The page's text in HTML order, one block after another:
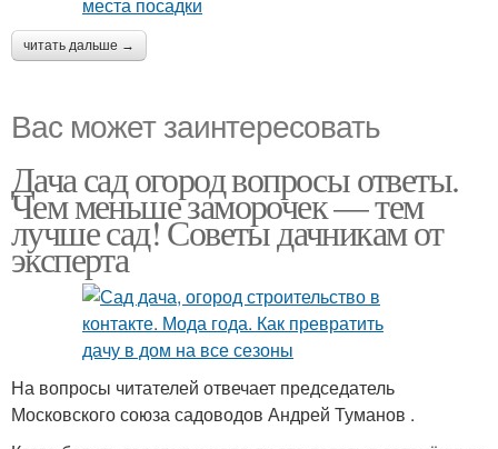
читать дальше →
Вас может заинтересовать
Дача сад огород вопросы ответы.
Чем меньше заморочек — тем
лучше сад! Советы дачникам от
эксперта
На вопросы читателей отвечает председатель
Московского союза садоводов Андрей Туманов .